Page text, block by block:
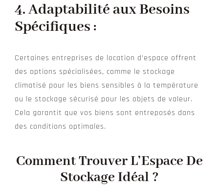
4. Adaptabilité aux Besoins
Spécifiques :
Certaines entreprises de location d’espace offrent
des options spécialisées, comme le stockage
climatisé pour les biens sensibles à la température
ou le stockage sécurisé pour les objets de valeur.
Cela garantit que vos biens sont entreposés dans
des conditions optimales.
Comment Trouver L’Espace De
Stockage Idéal ?